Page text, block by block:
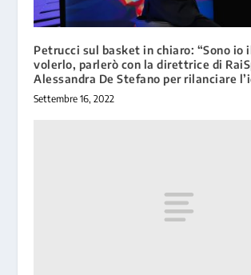
Petrucci sul basket in chiaro: “Sono io
volerlo, parlerò con la direttrice di
Alessandra De Stefano per rilanciare
Settembre 16, 2022